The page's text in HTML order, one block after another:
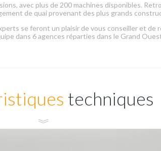
avec plus de 200 machines disponibles.
de quai provenant des plus grands
se feront un plaisir de vous conseiller et
dans 6 agences réparties dans le Grand
techniques